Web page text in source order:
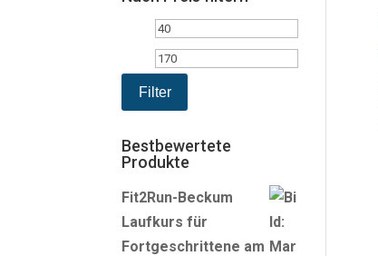
Min.
Preis
Filter
Bestbewertete
Produkte
Fit2Run-Beckum
Laufkurs für
Fortgeschrittene am